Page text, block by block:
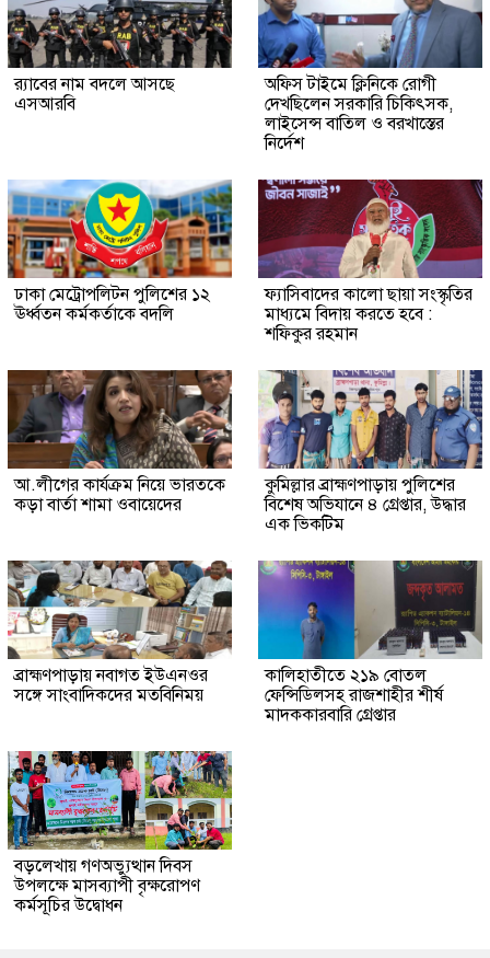
র‍্যাবের নাম বদলে আসছে
এসআরবি
অফিস টাইমে ক্লিনিকে রোগী
দেখছিলেন সরকারি চিকিৎসক,
লাইসেন্স বাতিল ও বরখাস্তের
নির্দেশ
ঢাকা মেট্রোপলিটন পুলিশের ১২
ঊর্ধ্বতন কর্মকর্তাকে বদলি
ফ্যাসিবাদের কালো ছায়া সংস্কৃতির
মাধ্যমে বিদায় করতে হবে :
শফিকুর রহমান
আ.লীগের কার্যক্রম নিয়ে ভারতকে
কড়া বার্তা শামা ওবায়েদের
কুমিল্লার ব্রাহ্মণপাড়ায় পুলিশের
বিশেষ অভিযানে ৪ গ্রেপ্তার, উদ্ধার
এক ভিকটিম
ব্রাহ্মণপাড়ায় নবাগত ইউএনওর
সঙ্গে সাংবাদিকদের মতবিনিময়
কালিহাতীতে ২১৯ বোতল
ফেন্সিডিলসহ রাজশাহীর শীর্ষ
মাদককারবারি গ্রেপ্তার
বড়লেখায় গণঅভ্যুত্থান দিবস
উপলক্ষে মাসব্যাপী বৃক্ষরোপণ
কর্মসূচির উদ্বোধন